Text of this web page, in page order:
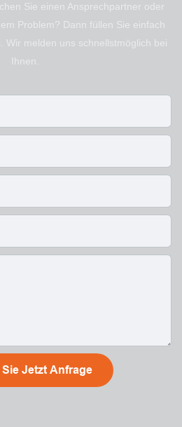
Sie einen Ansprechpartner oder
Problem? Dann füllen Sie einfach
Wir melden uns schnellstmöglich bei
Ihnen.
Jetzt Anfrage